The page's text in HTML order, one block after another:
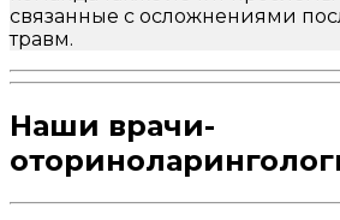
связанные с осложнениями
травм.
Наши врачи-